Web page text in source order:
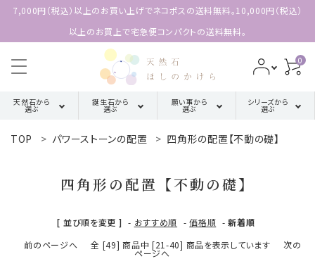
7,000円（税込）以上のお買い上げでネコポスの送料無料。10,000円（税込）
以上のお買上で宅急便コンパクトの送料無料。
0
天然石から
選ぶ
誕生石から
選ぶ
2月誕生石
3月誕生石
願い事から
選ぶ
金運・成功・仕事系
健康・癒し・美容系
記憶力・集中力・勉強系
シリーズから
選ぶ
四角形の
search
ACCOUNT MENU
meeting_room ログイン person 新規会員登録
TOP パワーストーンの配置 四角形の配置【不動の礎】
四角形の配置【不動の礎】
[ 並び順を変更 ] - おすすめ順 -価格順 -新着順
前のページへ
全 [49] 商品中 [21-40] 商品を表示しています 次の
ページへ